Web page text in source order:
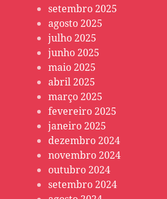
setembro 2025
agosto 2025
julho 2025
junho 2025
maio 2025
abril 2025
março 2025
fevereiro 2025
janeiro 2025
dezembro 2024
novembro 2024
outubro 2024
setembro 2024